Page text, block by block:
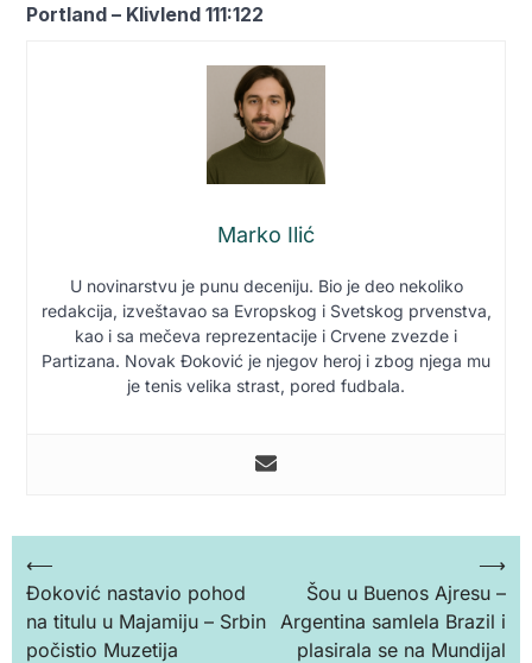
Portland – Klivlend 111:122
Marko Ilić
U novinarstvu je punu deceniju. Bio je deo nekoliko
redakcija, izveštavao sa Evropskog i Svetskog prvenstva,
kao i sa mečeva reprezentacije i Crvene zvezde i
Partizana. Novak Đoković je njegov heroj i zbog njega mu
je tenis velika strast, pored fudbala.
Кретање
чланка
⟵
Đoković nastavio pohod
na titulu u Majamiju – Srbin
počistio Muzetija
Šou u Buenos Ajresu –
Argentina samlela Brazil i
plasirala se na Mundijal
⟶